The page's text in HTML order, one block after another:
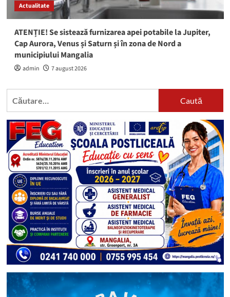
Actualitate
ATENȚIE! Se sistează furnizarea apei potabile la Jupiter,
Cap Aurora, Venus și Saturn și în zona de Nord a
municipiului Mangalia
admin 7 august 2026
Caută